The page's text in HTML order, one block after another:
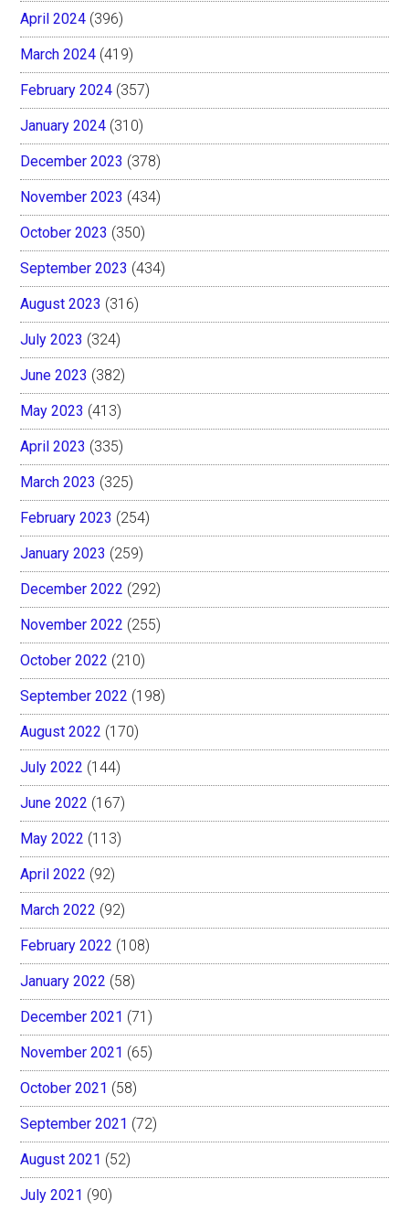
April 2024 (396)
March 2024 (419)
February 2024 (357)
January 2024 (310)
December 2023 (378)
November 2023 (434)
October 2023 (350)
September 2023 (434)
August 2023 (316)
July 2023 (324)
June 2023 (382)
May 2023 (413)
April 2023 (335)
March 2023 (325)
February 2023 (254)
January 2023 (259)
December 2022 (292)
November 2022 (255)
October 2022 (210)
September 2022 (198)
August 2022 (170)
July 2022 (144)
June 2022 (167)
May 2022 (113)
April 2022 (92)
March 2022 (92)
February 2022 (108)
January 2022 (58)
December 2021 (71)
November 2021 (65)
October 2021 (58)
September 2021 (72)
August 2021 (52)
July 2021 (90)